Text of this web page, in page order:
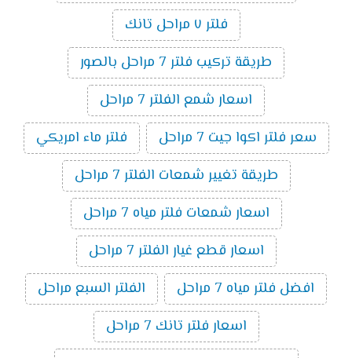
فلتر ٧ مراحل تانك
طريقة تركيب فلتر 7 مراحل بالصور
اسعار شمع الفلتر 7 مراحل
سعر فلتر اكوا جيت 7 مراحل
فلتر ماء امريكي
طريقة تغيير شمعات الفلتر 7 مراحل
اسعار شمعات فلتر مياه 7 مراحل
اسعار قطع غيار الفلتر 7 مراحل
افضل فلتر مياه 7 مراحل
الفلتر السبع مراحل
اسعار فلتر تانك 7 مراحل